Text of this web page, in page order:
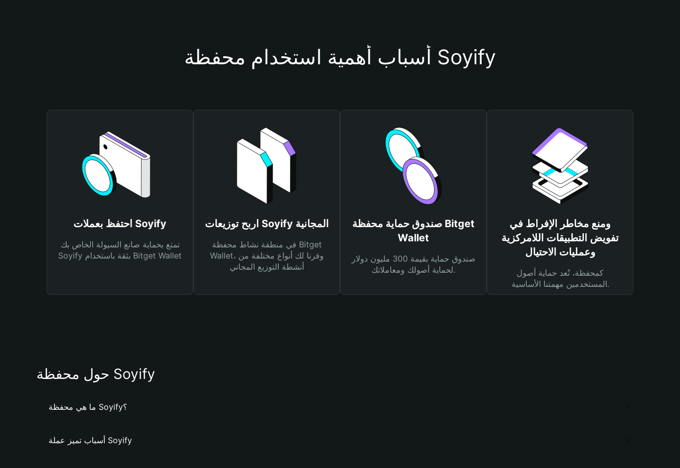
أسباب أهمية استخدام محفظة Soyify
احتفظ بعملات Soyify
تمتع بحماية صانع السيولة الخاص بك
Soyify بثقة باستخدام Bitget Wallet
اربح توزيعات Soyify المجانية
في منطقة نشاط محفظة Bitget
Wallet، وفرنا لك أنواع مختلفة من
أنشطة التوزيع المجاني
صندوق حماية محفظة Bitget
Wallet
صندوق حماية بقيمة 300 مليون دولار
لحماية أصولك ومعاملاتك.
ومنع مخاطر الإفراط في
تفويض التطبيقات اللامركزية
وعمليات الاحتيال
كمحفظة، تُعد حماية أصول
المستخدمين مهمتنا الأساسية.
حول محفظة Soyify
ما هي محفظة Soyify؟
أسباب تميز عملة Soyify